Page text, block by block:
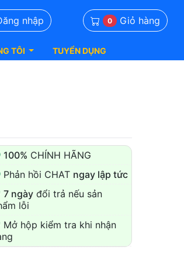
nhập 0 Giỏ hàng
TÔI TUYỂN DỤNG
100% CHÍNH HÃNG
Phản hồi CHAT ngay lập tức
7 ngàyđổi trả nếu sản
lỗi
Mở hộp kiểm tra khi nhận